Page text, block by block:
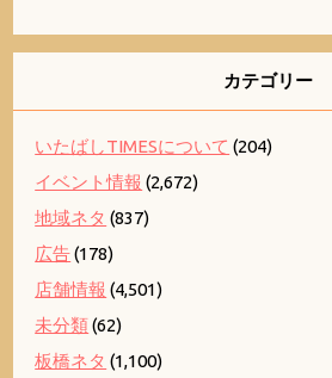
カテゴリー
いたばしTIMESについて (204)
イベント情報 (2,672)
地域ネタ (837)
広告(178)
店舗情報 (4,501)
未分類(62)
板橋ネタ (1,100)